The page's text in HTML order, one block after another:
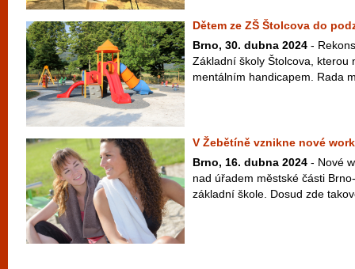
Dětem ze ZŠ Štolcova do
Brno, 30. dubna 2024 -
Základní školy Štolcova, kterou
mentálním handicapem. Rada
V Žebětíně vznikne nové
Brno, 16. dubna 2024 - Nové
nad úřadem městské části
základní škole. Dosud zde